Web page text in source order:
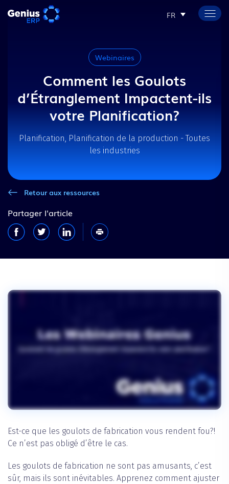
FR
Webinaires
Comment les Goulots
d’Étranglement Impactent-ils
votre Planification?
Planification, Planification de la production - Toutes
les industries
Retour aux ressources
Partager l'article
Est-ce que les goulots de fabrication vous rendent fou?!
Ce n’est pas obligé d’être le cas.
Les goulots de fabrication ne sont pas amusants, c’est
sûr, mais ils sont inévitables. Apprenez comment ajuster